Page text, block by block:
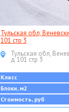
Тульская обл,
101 стр 3
Тульская обл,
д 101 стр 3
Класс
Блоки, м2
Стоимость, руб